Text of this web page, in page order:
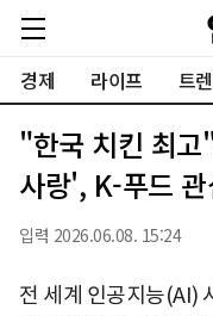
경제 라이프 트
"한국 치킨 최
사랑', K-푸드
입력 2026.06.08. 15:24
전 세계 인공지능(AI)